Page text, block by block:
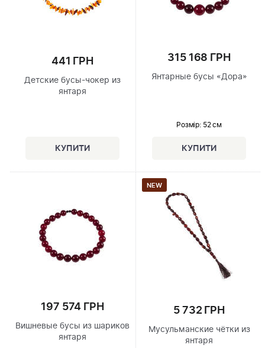
441 ГРН
Детские бусы-чокер из
янтаря
315 168 ГРН
Янтарные бусы «Дора»
Розмір: 52 см
197 574 ГРН
Вишневые бусы из шариков
янтаря
NEW
5 732 ГРН
Мусульманские чётки из
янтаря